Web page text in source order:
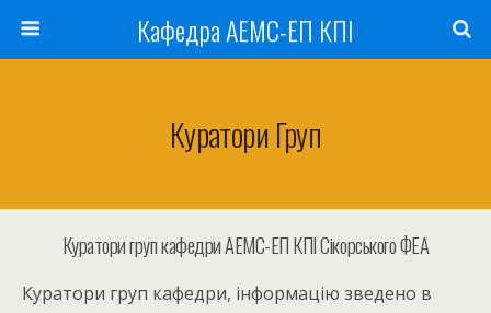
Кафедра АЕМС-ЕП КПІ
Куратори Груп
Куратори груп кафедри АЕМС-ЕП КПІ Сікорського ФЕА
Куратори груп кафедри, інформацію зведено в